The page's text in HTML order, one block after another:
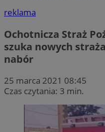
reklama
Ochotnicza Straż
szuka nowych
nabór
25 marca 2021 08:45
Czas czytania: 3 min.